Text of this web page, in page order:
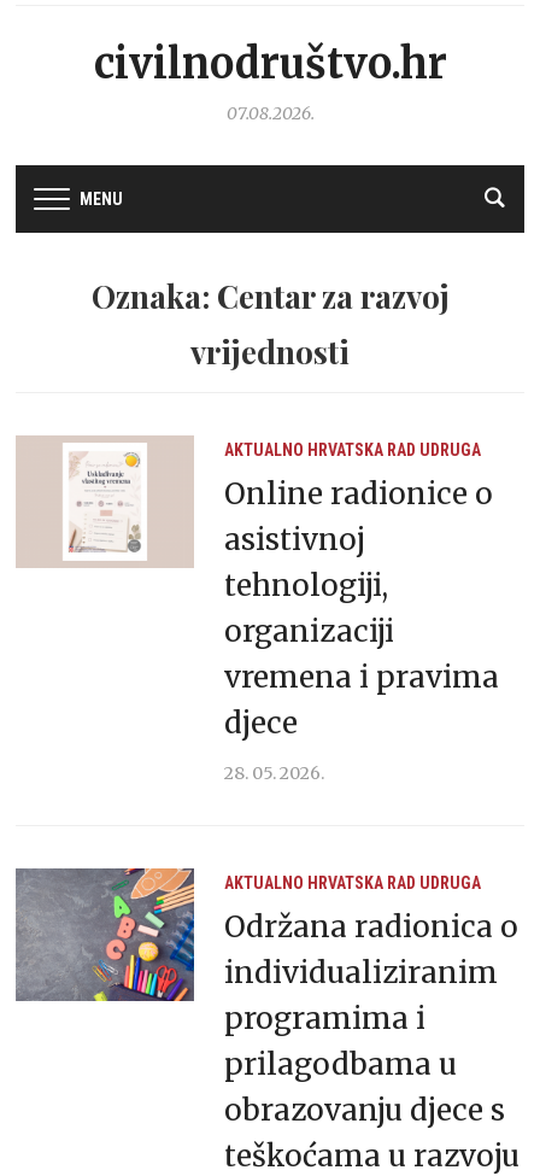
civilnodruštvo.hr
07.08.2026.
MENU
Oznaka: Centar za razvoj
vrijednosti
AKTUALNO HRVATSKA RAD UDRUGA
Online radionice o
asistivnoj
tehnologiji,
organizaciji
vremena i pravima
djece
28. 05. 2026.
AKTUALNO HRVATSKA RAD UDRUGA
Održana radionica o
individualiziranim
programima i
prilagodbama u
obrazovanju djece s
teškoćama u razvoju